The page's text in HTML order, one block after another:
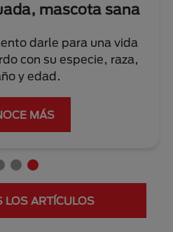
mascota sana
darle para una vida
con su especie, raza,
y edad.
MÁS
LOS ARTÍCULOS